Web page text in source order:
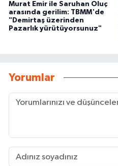
Murat Emir ile Saruhan Oluç
arasında gerilim: TBMM'de
"Demirtaş üzerinden
Pazarlık yürütüyorsunuz"
Yorumlar